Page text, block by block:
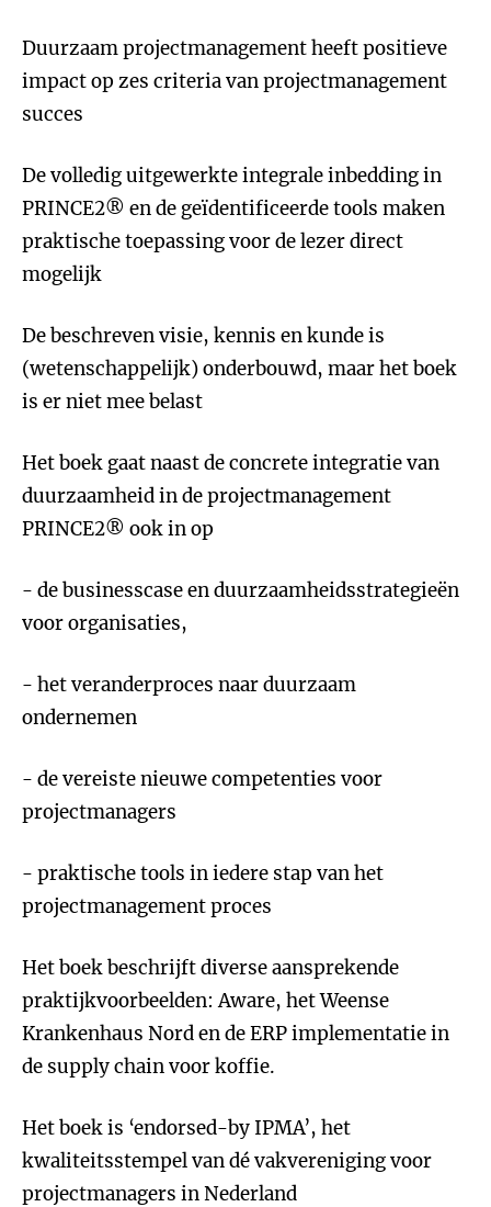
Duurzaam projectmanagement heeft positieve
impact op zes criteria van projectmanagement
succes
De volledig uitgewerkte integrale inbedding in
PRINCE2® en de geïdentificeerde tools maken
praktische toepassing voor de lezer direct
mogelijk
De beschreven visie, kennis en kunde is
(wetenschappelijk) onderbouwd, maar het boek
is er niet mee belast
Het boek gaat naast de concrete integratie van
duurzaamheid in de projectmanagement
PRINCE2® ook in op
- de businesscase en duurzaamheidsstrategieën
voor organisaties,
- het veranderproces naar duurzaam
ondernemen
- de vereiste nieuwe competenties voor
projectmanagers
- praktische tools in iedere stap van het
projectmanagement proces
Het boek beschrijft diverse aansprekende
praktijkvoorbeelden: Aware, het Weense
Krankenhaus Nord en de ERP implementatie in
de supply chain voor koffie.
Het boek is ‘endorsed-by IPMA’, het
kwaliteitsstempel van dé vakvereniging voor
projectmanagers in Nederland